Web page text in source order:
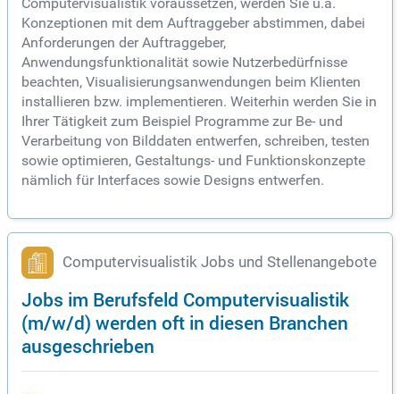
Computervisualistik voraussetzen, werden Sie u.a.
Konzeptionen mit dem Auftraggeber abstimmen, dabei
Anforderungen der Auftraggeber,
Anwendungsfunktionalität sowie Nutzerbedürfnisse
beachten, Visualisierungsanwendungen beim Klienten
installieren bzw. implementieren. Weiterhin werden Sie in
Ihrer Tätigkeit zum Beispiel Programme zur Be- und
Verarbeitung von Bilddaten entwerfen, schreiben, testen
sowie optimieren, Gestaltungs- und Funktionskonzepte
nämlich für Interfaces sowie Designs entwerfen.
Computervisualistik Jobs und Stellenangebote
Jobs im Berufsfeld Computervisualistik
(m/w/d) werden oft in diesen Branchen
ausgeschrieben